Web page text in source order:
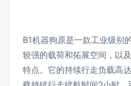
B1机器狗原是一款工业级别
较强的载荷和拓展空间，以
特点。它的持续行走负载高